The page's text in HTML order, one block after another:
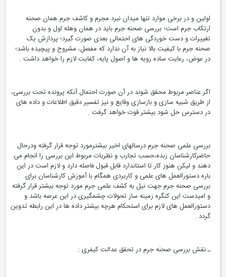
اولین و در برخی موارد تنها میدان نبرد مجرم و کاشف جرم همان صحنه
ارتکاب جرم است؛ بررسی صحنه جرم باید در همان وهله اول و بدون
تغییرات و دست خوردگی های احتمالی بعدی صورت گیرد؛ پردازش یک
صحنه جرم با کیفیت بالا نیاز به آن ندارد که مفصل، مشروح و پیچیده باشد؛
در عوض، رعایت ساده رویه ها و اصول پایه، کفایت لازم را خواهد داشت .
اگر عناصر مربوط محقق شوند در آن صورت احتمال آنکه پرونده تحت بررسی،
از طریق شبیه سازی و بازسازی وقایع و نیز تفسیر دقیق اطلاعات و داده های
در دسترس حل شود بیشتر قوت خواهد گرفت .
بررسی علمی صحنه جرم درسالهای اخیر بیشترمورد توجه قرار گرفته ودرحال
حاضرکارشناسان زبده،حسب تجارب و نظریات مربوط این بررسی را انجام می
دهند و لیکن هنوز کار تا استاندارد قابل قبول فاصله دارد و لازم است در این
باره دستورالعمل های علمی و کاربردی همگام با آموزش کارشناسان برای
بررسی صحنه جرم جهت نیل به کشف علمی جرم مورد توجه بیشتر قرار گرفته
و امیدست این کنگره زمینه ساز تحولات چشمگیری در این عرصه باشد و
دستورالعمل های لازم برای استحکام هرچه بیشتر داده ها در این رابطه تدوین
گردد .
ـ نقش بررسی صحنه جرم در تحقق عدالت کیفری :